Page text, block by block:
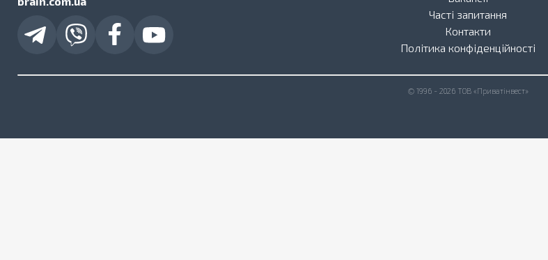
Часті запитання
Контакти
Політика конфіденційності
© 1996 - 2026 ТОВ «Приватінвест»